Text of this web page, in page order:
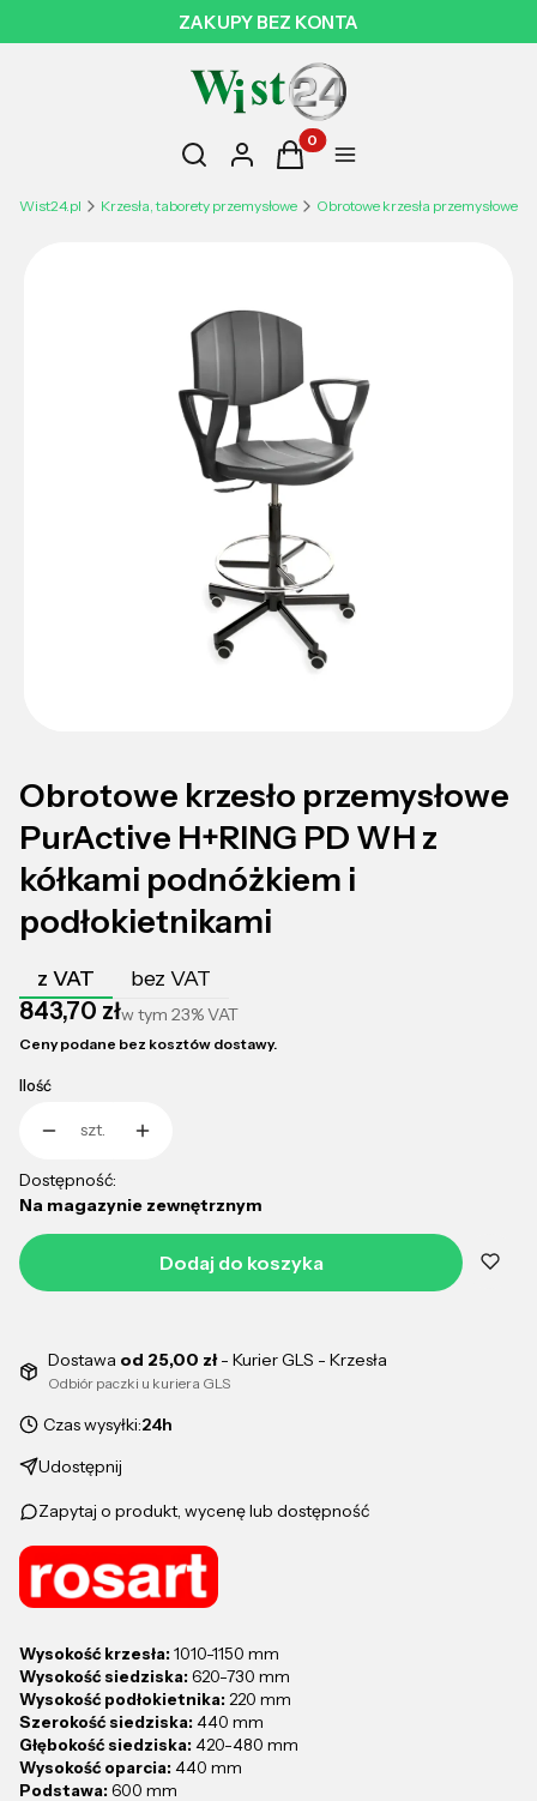
ZAKUPY BEZ KONTA
Otwórz wyszukiwarkę
Szukaj Zaloguj sięProdukty w koszyku: 0.
KoszykMenu
Wist24.pl Krzesła, taborety przemysłowe Obrotowe krzesła przemysłowe
Obrotowe krzesło przemysłowe
PurActive H+RING PD WH z
kółkami podnóżkiem i
podłokietnikami
z VAT bez VAT
Cena
843,70 złw tym 23%VAT
Ceny podane bez kosztów dostawy.
Ilość
szt.
Dostępność:
Na magazynie zewnętrznym
Dodaj do koszyka
Dostawa od 25,00 zł- Kurier GLS - Krzesła
Odbiór paczki u kuriera GLS
Czas wysyłki:24h
Udostępnij
Zapytaj o produkt, wycenę lub dostępność
Wysokość krzesła: 1010-1150 mm
Wysokość siedziska: 620-730 mm
Wysokość podłokietnika: 220 mm
Szerokość siedziska: 440 mm
Głębokość siedziska: 420-480 mm
Wysokość oparcia: 440 mm
Podstawa: 600 mm